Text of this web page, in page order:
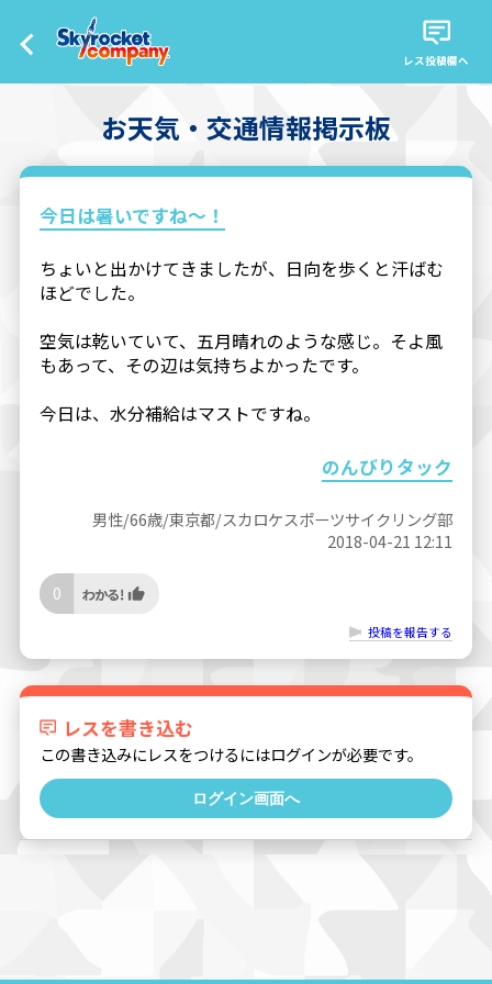
レス投稿欄へ
お天気・交通情報掲示板
今日は暑いですね〜！
ちょいと出かけてきましたが、日向を歩くと汗ばむ
ほどでした。
空気は乾いていて、五月晴れのような感じ。そよ風
もあって、その辺は気持ちよかったです。
今日は、水分補給はマストですね。
のんびりタック
男性/66歳/東京都/スカロケスポーツサイクリング部
2018-04-21 12:11
0
投稿を報告する
レスを書き込む
この書き込みにレスをつけるにはログインが必要です。
ログイン画面へ